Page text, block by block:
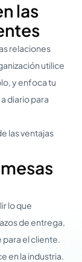
las
relaciones
utilice
y enfoca tu
diario para
las ventajas
lo que
de entrega,
el cliente.
en la industria.